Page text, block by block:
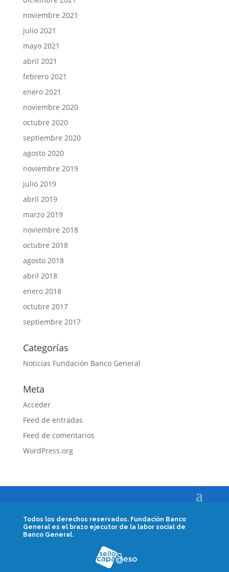
noviembre 2021
julio 2021
mayo 2021
abril 2021
febrero 2021
enero 2021
noviembre 2020
octubre 2020
septiembre 2020
agosto 2020
noviembre 2019
julio 2019
abril 2019
marzo 2019
noviembre 2018
octubre 2018
agosto 2018
abril 2018
enero 2018
octubre 2017
septiembre 2017
Categorías
Noticias Fundación Banco General
Meta
Acceder
Feed de entradas
Feed de comentarios
WordPress.org
Todos los derechos reservados. Fundación Banco
General es el brazo ejecutor de la labor social de
Banco General.